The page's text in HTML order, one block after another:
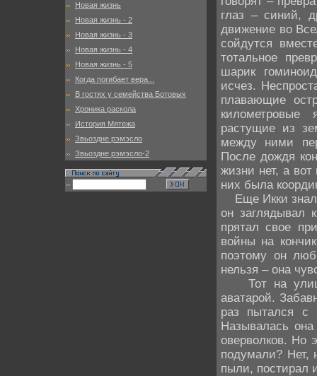
Новая жизнь
Новая жизнь - 2
Новая жизнь - 3
Новая жизнь - 4
Новая жизнь - 5
Когда погибает вера...
В гостях у семейства Ботовых
Хроника раскола
История Мятежа
Звьоздне рэмэсло
Звьоздне рэмэсло-2
глаз – синий,
движение во
сойдутся
тотальное
шарик
исчез.
плавающие
километровые
растущие из
между ними
После дождя
жизни нет, а
них была
Еще Икки знал
он заглядывал
прятал свое
войны на
поэтому он
нельзя – она
Тот на
аватарой.
раз пытался с
Называлась
оверволков. Но
подумали? Нет,
пыли, постирал